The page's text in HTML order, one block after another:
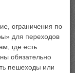
ограничения по
для переходов
где есть
обязательно
пешеходы или